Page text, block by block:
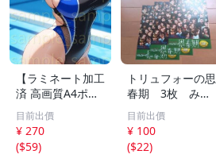
【ラミネート加工
済 高画質A4ポス
ター】1583 AI美
女 イラスト ポス
ター セクシー か
わいい 水着 下着
目前出價
¥ 270
($59)
トリュフォーの思
春期 3枚 みゆ
き座 ジュリー
デムソー ｋ
目前出價
¥ 100
($22)